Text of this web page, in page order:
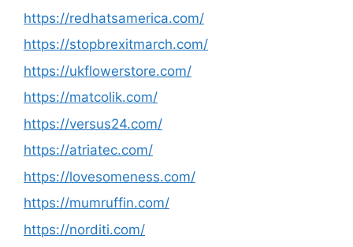
https://redhatsamerica.com/
https://stopbrexitmarch.com/
https://ukflowerstore.com/
https://matcolik.com/
https://versus24.com/
https://atriatec.com/
https://lovesomeness.com/
https://mumruffin.com/
https://norditi.com/